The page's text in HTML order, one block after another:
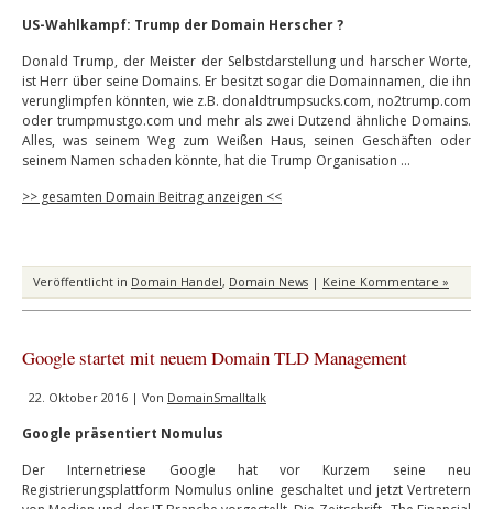
US-Wahlkampf: Trump der Domain Herscher ?
Donald Trump, der Meister der Selbstdarstellung und harscher Worte,
ist Herr über seine Domains. Er besitzt sogar die Domainnamen, die ihn
verunglimpfen könnten, wie z.B. donaldtrumpsucks.com, no2trump.com
oder trumpmustgo.com und mehr als zwei Dutzend ähnliche Domains.
Alles, was seinem Weg zum Weißen Haus, seinen Geschäften oder
seinem Namen schaden könnte, hat die Trump Organisation …
>> gesamten Domain Beitrag anzeigen <<
Veröffentlicht in Domain Handel, Domain News | Keine Kommentare »
Google startet mit neuem Domain TLD Management
22. Oktober 2016 | Von DomainSmalltalk
Google präsentiert Nomulus
Der Internetriese Google hat vor Kurzem seine neu
Registrierungsplattform Nomulus online geschaltet und jetzt Vertretern